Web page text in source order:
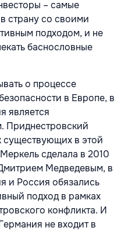
– самые
страну со своими
подходом, и не
баснословные
о процессе
в Европе, в
является
Приднестровский
существующих в этой
сделала в 2010
Медведевым, в
и Россия обязались
подход в рамках
конфликта. И
не входит в